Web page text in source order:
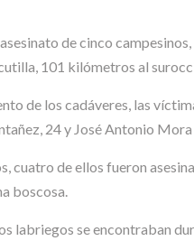
de cinco
101 kilómetros al
de los cadáveres, las
24 y José Antonio
de ellos fueron
boscosa.
labriegos se encontraban